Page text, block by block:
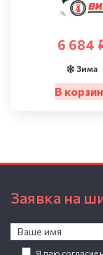
6 684
Зима
В
Заявка на